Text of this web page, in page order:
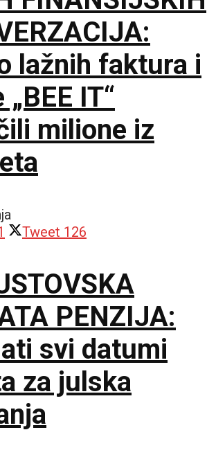
lažnih faktura i
IT“
milione iz
Tweet 126
PENZIJA:
svi datumi
za julska